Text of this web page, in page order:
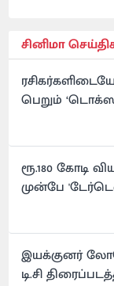
சினிமா
பெறும்
ரூ.180 கோடி
முன்பே
இயக்குனர்
டி.சி